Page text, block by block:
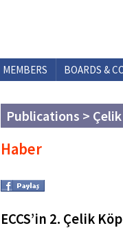
MEMBERS BOARDS &
Publications > Çelik
Haber
ECCS’in 2. Çelik